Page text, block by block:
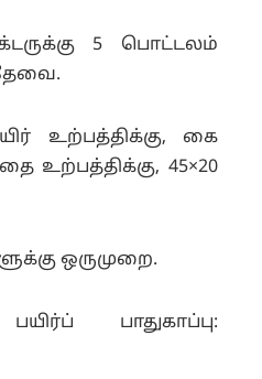
5 பொட்டலம்
உற்பத்திக்கு, கை
உற்பத்திக்கு, 45×20
ஒருமுறை.
பாதுகாப்பு: